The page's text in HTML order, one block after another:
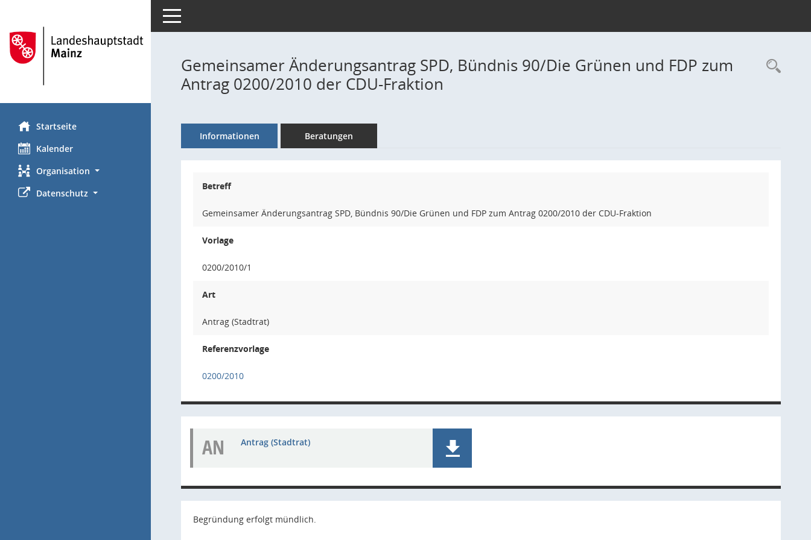
Startseite
Kalender
Organisation
Datenschutz
Toggle navigation
Gemeinsamer Änderungsantrag SPD, Bündnis 90/Die Grünen und FDP zum
Antrag 0200/2010 der CDU-Fraktion
Informationen Beratungen
Betreff
Gemeinsamer Änderungsantrag SPD, Bündnis 90/Die Grünen und FDP zum Antrag 0200/2010 der CDU-Fraktion
Vorlage
0200/2010/1
Art
Antrag (Stadtrat)
Referenzvorlage
0200/2010
AN Antrag (Stadtrat)
Begründung erfolgt mündlich.